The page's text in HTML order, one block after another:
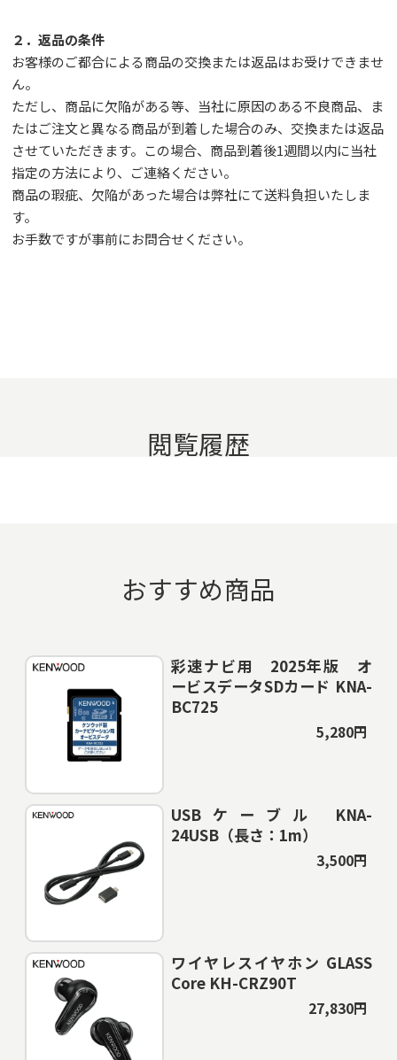
２．返品の条件
お客様のご都合による商品の交換または返品はお受けできませ
ん。
ただし、 商品に欠陥がある等、当社に原因のある不良商品、ま
たはご注文と異なる商品が到着した場合のみ、交換または返品
させていただきます。この場合、商品到着後1週間以内に当社
指定の方法により、ご連絡ください。
商品の瑕疵、欠陥があった場合は弊社にて送料負担いたしま
す。
お手数ですが事前にお問合せください。
閲覧履歴
おすすめ商品
彩速ナビ用 2025年版 オ
ービスデータSDカード KNA-
BC725
5,280円
USBケーブル KNA-
24USB（長さ：1m）
3,500円
ワイヤレスイヤホン GLASS
Core KH-CRZ90T
27,830円